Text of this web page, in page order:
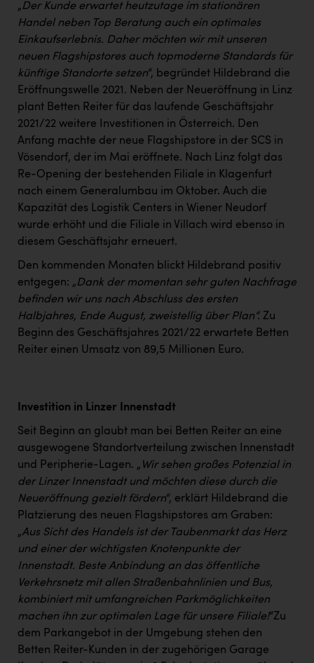
Smurfit Westrock Nettingsdorf
TCL
TGW Logistics
TRAILOMAT & Cycling Austria
VERITAS
Vier Diamanten
Vorlagenportal
Wir besiegen Krebs
Wirtschaftskammer OÖ
ZGONC
ZULuft - Zukunft Luft Austria
z.l.ö.
Österreichisches Hebammengremium
Wirtschaftskammer OÖ Energiehandel
kunden basics
kontakt
„Der Kunde erwartet heutzutage im stationären
Handel neben Top Beratung auch ein optimales
Einkaufserlebnis. Daher möchten wir mit unseren
neuen Flagshipstores auch topmoderne Standards für
künftige Standorte setzen“, begründet Hildebrand die
Eröffnungswelle 2021. Neben der Neueröffnung in Linz
plant Betten Reiter für das laufende Geschäftsjahr
2021/22 weitere Investitionen in Österreich. Den
Anfang machte der neue Flagshipstore in der SCS in
Vösendorf, der im Mai eröffnete. Nach Linz folgt das
Re-Opening der bestehenden Filiale in Klagenfurt
nach einem Generalumbau im Oktober. Auch die
Kapazität des Logistik Centers in Wiener Neudorf
wurde erhöht und die Filiale in Villach wird ebenso in
diesem Geschäftsjahr erneuert.
Den kommenden Monaten blickt Hildebrand positiv
entgegen: „Dank der momentan sehr guten Nachfrage
befinden wir uns nach Abschluss des ersten
Halbjahres, Ende August, zweistellig über Plan“. Zu
Beginn des Geschäftsjahres 2021/22 erwartete Betten
Reiter einen Umsatz von 89,5 Millionen Euro.
Investition in Linzer Innenstadt
Seit Beginn an glaubt man bei Betten Reiter an eine
ausgewogene Standortverteilung zwischen Innenstadt
und Peripherie-Lagen. „ Wir sehen großes Potenzial in
der Linzer Innenstadt und möchten diese durch die
Neueröffnung gezielt fördern“, erklärt Hildebrand die
Platzierung des neuen Flagshipstores am Graben:
„Aus Sicht des Handels ist der Taubenmarkt das Herz
und einer der wichtigsten Knotenpunkte der
Innenstadt. Beste Anbindung an das öffentliche
Verkehrsnetz mit allen Straßenbahnlinien und Bus,
kombiniert mit umfangreichen Parkmöglichkeiten
machen ihn zur optimalen Lage für unsere Filiale!“Zu
dem Parkangebot in der Umgebung stehen den
Betten Reiter-Kunden in der zugehörigen Garage